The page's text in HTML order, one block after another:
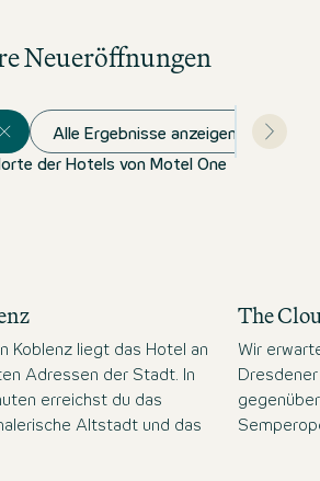
Neueröffnungen
Alle Ergebnisse anzeigen
der Hotels von Motel One
Koblenz liegt das Hotel an
Adressen der Stadt. In
erreichst du das
Altstadt und das
The
Wir